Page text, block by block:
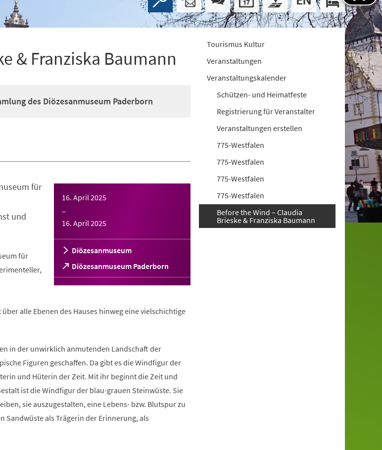
& Franziska Baumann
des Diözesanmuseum Paderborn
16. April 2025
–
16. April 2025
Diözesanmuseum
Diözesanmuseum Paderborn
(Öffnet
in
einem
für
und
für
alle Ebenen des Hauses hinweg eine vielschichtige
in der unwirklich anmutenden Landschaft der
Figuren geschaffen. Da gibt es die Windfigur der
und Hüterin der Zeit. Mit ihr beginnt die Zeit und
ist die Windfigur der blau-grauen Steinwüste. Sie
sie auszugestalten, eine Lebens- bzw. Blutspur zu
Sandwüste als Trägerin der Erinnerung, als
Tourismus Kultur
Veranstaltungen
Veranstaltungskalender
Schützen- und Heimatfeste
Registrierung für Veranstalter
Veranstaltungen erstellen
775-Westfalen
775-Westfalen
775-Westfalen
775-Westfalen
Before the Wind – Claudia
Brieske & Franziska Baumann